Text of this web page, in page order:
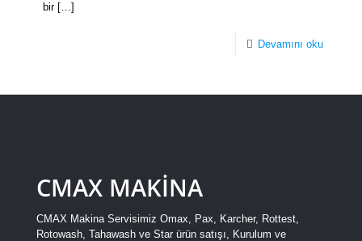
bir[…]
Devamını oku
CMAX MAKİNA
CMAX Makina Servisimiz Omax, Pax, Karcher, Rottest,
Rotowash, Tahawash ve Star ürün satışı, Kurulum ve